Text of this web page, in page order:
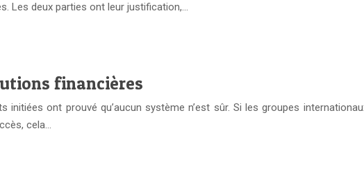
Les deux parties ont leur justification,…
financières
ont prouvé qu’aucun système n’est sûr. Si les groupes
cela…